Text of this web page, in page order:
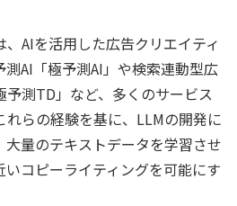
AIを活用した広告クリエイティ
AI「極予測AI」や検索連動型広
測TD」など、多くのサービス
らの経験を基に、LLMの開発に
量のテキストデータを学習させ
コピーライティングを可能にす